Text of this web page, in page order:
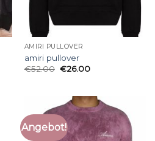
AMIRI PULLOVER
amiri pullover
€52.00 €26.00
Angebot!